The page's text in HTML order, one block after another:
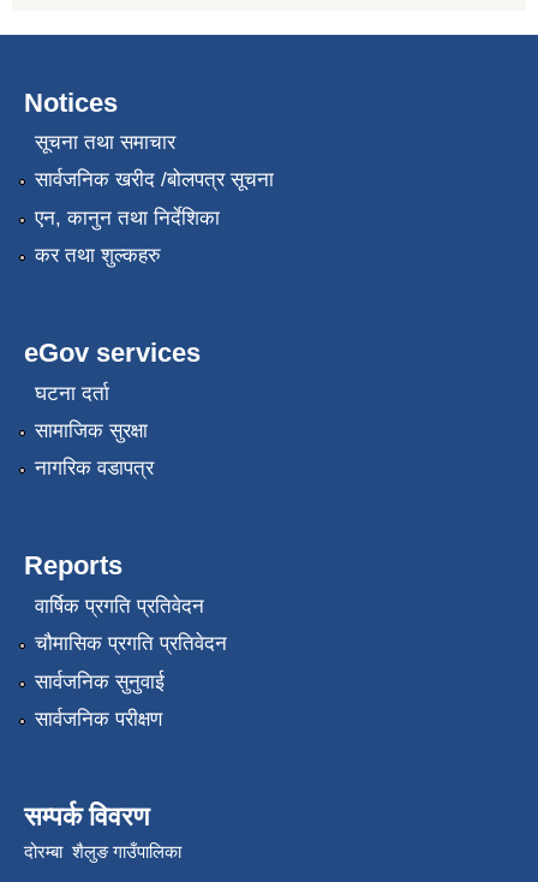
Notices
सूचना तथा समाचार
सार्वजनिक खरीद /बोलपत्र सूचना
एन, कानुन तथा निर्देशिका
कर तथा शुल्कहरु
eGov services
घटना दर्ता
सामाजिक सुरक्षा
नागरिक वडापत्र
Reports
वार्षिक प्रगति प्रतिवेदन
चौमासिक प्रगति प्रतिवेदन
सार्वजनिक सुनुवाई
सार्वजनिक परीक्षण
सम्पर्क विवरण
दोरम्बा शैलुङ गाउँपालिका